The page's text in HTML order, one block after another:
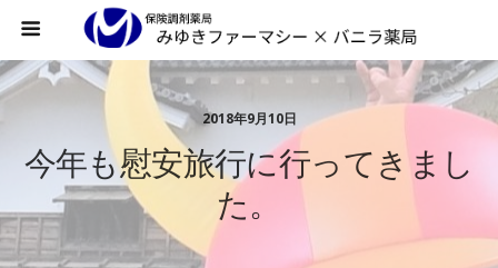
2018年9月10日
今年も慰安旅行に行ってきまし
た。